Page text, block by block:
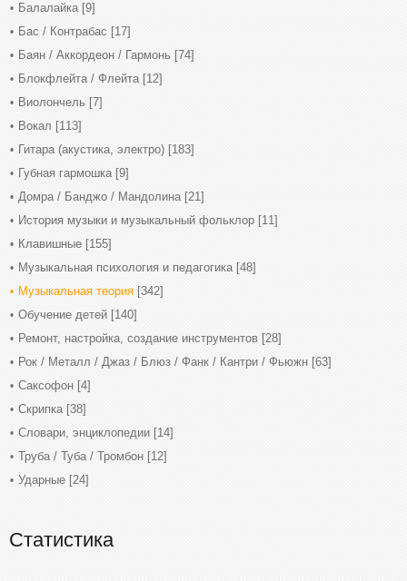
Балалайка [9]
Бас / Контрабас [17]
Баян / Аккордеон / Гармонь [74]
Блокфлейта / Флейта [12]
Виолончель [7]
Вокал [113]
Гитара (акустика, электро) [183]
Губная гармошка [9]
Домра / Банджо / Мандолина [21]
История музыки и музыкальный фольклор [11]
Клавишные [155]
Музыкальная психология и педагогика [48]
Музыкальная теория [342]
Обучение детей [140]
Ремонт, настройка, создание инструментов [28]
Рок / Металл / Джаз / Блюз / Фанк / Кантри / Фьюжн [63]
Саксофон [4]
Скрипка [38]
Словари, энциклопедии [14]
Труба / Туба / Тромбон [12]
Ударные [24]
Статистика